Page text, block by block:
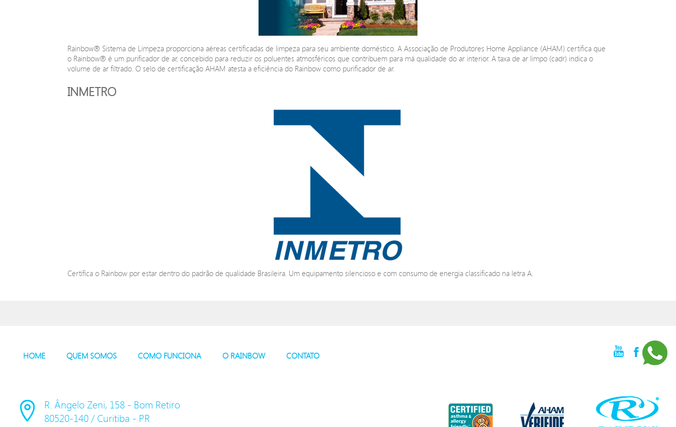
Rainbow® Sistema de Limpeza proporciona aéreas certificadas de limpeza para seu ambiente doméstico. A Associação de Produtores Home Appliance (AHAM) certifica que
o Rainbow® é um purificador de ar, concebido para reduzir os poluentes atmosféricos que contribuem para má qualidade do ar interior. A taxa de ar limpo (cadr) indica o
volume de ar filtrado. O selo de certificação AHAM atesta a eficiência do Rainbow como purificador de ar.
INMETRO
Certifica o Rainbow por estar dentro do padrão de qualidade Brasileira. Um equipamento silencioso e com consumo de energia classificado na letra A.
HOME QUEM SOMOS COMO FUNCIONA O RAINBOW CONTATO
R. Ângelo Zeni, 158 - Bom Retiro
80520-140 / Curitiba - PR